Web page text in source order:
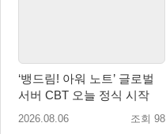
‘뱅드림! 아워 노트’ 글로벌
서버 CBT 오늘 정식 시작
2026.08.06 조회 98